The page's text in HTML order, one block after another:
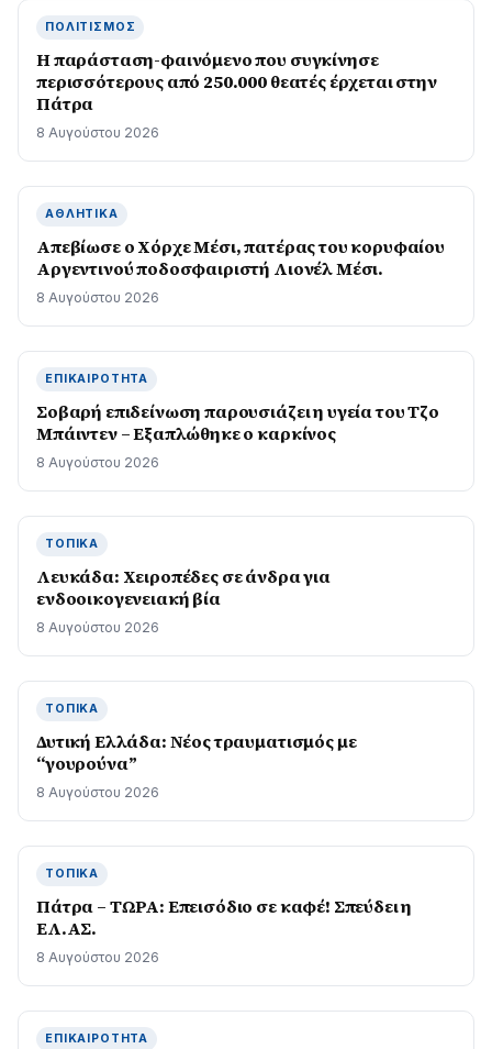
ΠΟΛΙΤΙΣΜΌΣ
Η παράσταση-φαινόμενο που συγκίνησε
περισσότερους από 250.000 θεατές έρχεται στην
Πάτρα
8 Αυγούστου 2026
ΑΘΛΗΤΙΚΆ
Απεβίωσε ο Χόρχε Μέσι, πατέρας του κορυφαίου
Αργεντινού ποδοσφαιριστή Λιονέλ Μέσι.
8 Αυγούστου 2026
ΕΠΙΚΑΙΡΌΤΗΤΑ
Σοβαρή επιδείνωση παρουσιάζει η υγεία του Τζο
Μπάιντεν – Εξαπλώθηκε ο καρκίνος
8 Αυγούστου 2026
ΤΟΠΙΚΆ
Λευκάδα: Χειροπέδες σε άνδρα για
ενδοοικογενειακή βία
8 Αυγούστου 2026
ΤΟΠΙΚΆ
Δυτική Ελλάδα: Νέος τραυματισμός με
“γουρούνα”
8 Αυγούστου 2026
ΤΟΠΙΚΆ
Πάτρα – ΤΩΡΑ: Επεισόδιο σε καφέ! Σπεύδει η
ΕΛ.ΑΣ.
8 Αυγούστου 2026
ΕΠΙΚΑΙΡΌΤΗΤΑ